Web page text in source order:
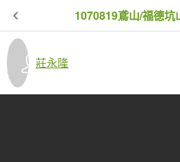
1070819鳶山/福德坑
莊永隆